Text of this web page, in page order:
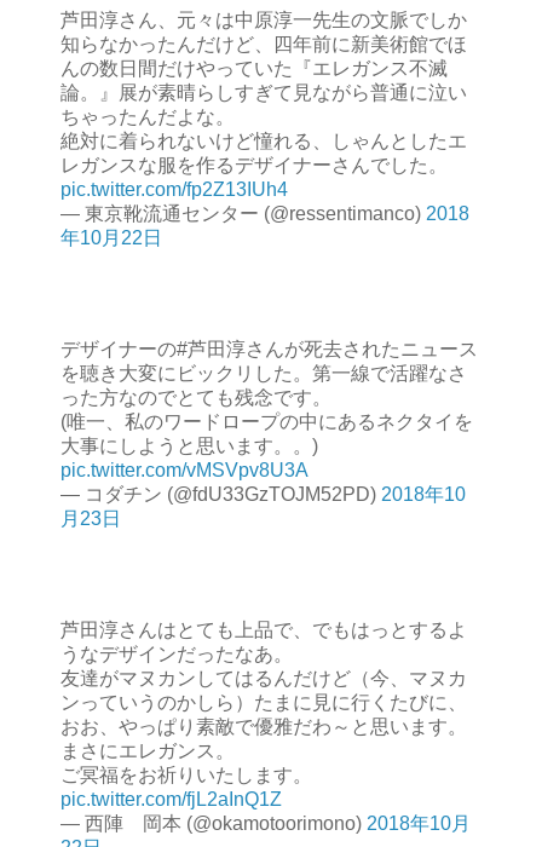
芦田淳さん、元々は中原淳一先生の文脈でしか
知らなかったんだけど、四年前に新美術館でほ
んの数日間だけやっていた『エレガンス不滅
論。』展が素晴らしすぎて見ながら普通に泣い
ちゃったんだよな。
絶対に着られないけど憧れる、しゃんとしたエ
レガンスな服を作るデザイナーさんでした。
pic.twitter.com/fp2Z13IUh4
— 東京靴流通センター (@ressentimanco) 2018
年10月22日
デザイナーの#芦田淳さんが死去されたニュース
を聴き大変にビックリした。第一線で活躍なさ
った方なのでとても残念です。
(唯一、私のワードロープの中にあるネクタイを
大事にしようと思います。。)
pic.twitter.com/vMSVpv8U3A
— コダチン (@fdU33GzTOJM52PD) 2018年10
月23日
芦田淳さんはとても上品で、でもはっとするよ
うなデザインだったなあ。
友達がマヌカンしてはるんだけど（今、マヌカ
ンっていうのかしら）たまに見に行くたびに、
おお、やっぱり素敵で優雅だわ～と思います。
まさにエレガンス。
ご冥福をお祈りいたします。
pic.twitter.com/fjL2aInQ1Z
— 西陣 岡本 (@okamotoorimono) 2018年10月